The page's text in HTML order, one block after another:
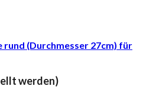
rund (Durchmesser 27cm) für
werden)